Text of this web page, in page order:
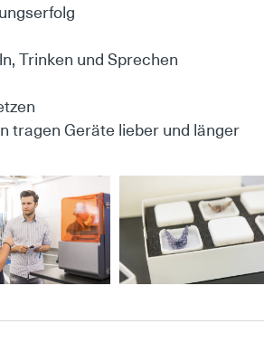
Trin­ken und Spre­chen
tra­gen Ge­rä­te lie­ber und län­ger